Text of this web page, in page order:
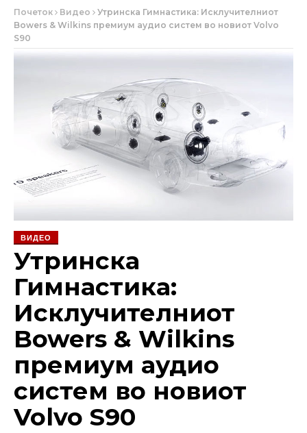
Почеток Видео
Утринска Гимнастика: Исклучителниот
Bowers & Wilkins премиум аудио систем во новиот Volvo
S90
ВИДЕО
Утринска
Гимнастика:
Исклучителниот
Bowers & Wilkins
премиум аудио
систем во новиот
Volvo S90